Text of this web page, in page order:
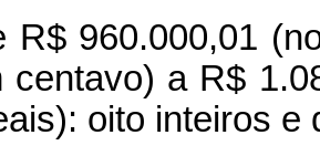
R$ 960.000,01
centavo) a R$
oito inteiros e